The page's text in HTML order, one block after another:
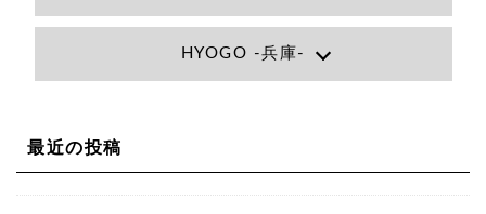
大阪府大阪市北区小松原町1-27梅田エビスビル7F
HYOGO -兵庫-
最近の投稿